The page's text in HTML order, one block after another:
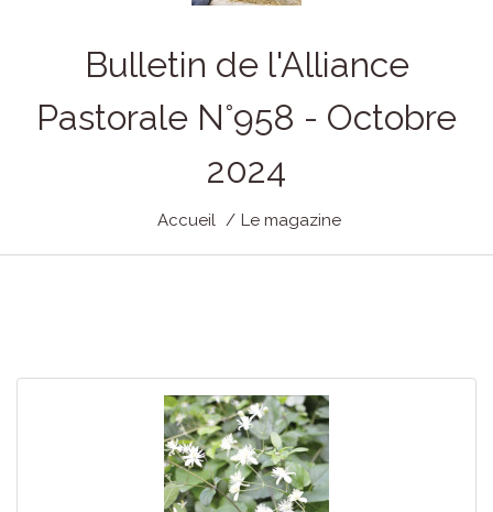
Bulletin de l'Alliance
Pastorale N°958 - Octobre
2024
Accueil Le magazine